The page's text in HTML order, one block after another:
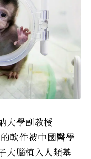
大學副教授
軟件被中國醫學
大腦植入人類基